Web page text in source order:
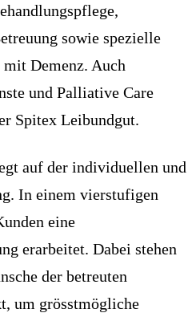
sowie spezielle
Demenz. Auch
und Palliative Care
Spitex Leibundgut.
auf der individuellen und
In einem vierstufigen
eine
erarbeitet. Dabei stehen
der betreuten
um grösstmögliche